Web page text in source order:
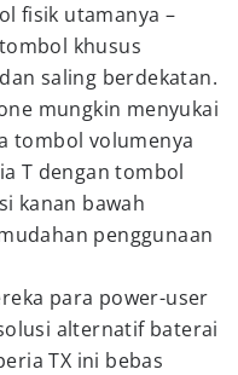
fisik utamanya –
khusus
saling berdekatan.
mungkin menyukai
tombol volumenya
T dengan tombol
kanan bawah
penggunaan
para power-user
alternatif baterai
TX ini bebas